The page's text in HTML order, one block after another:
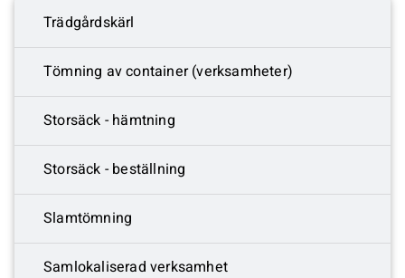
Trädgårdskärl
Tömning av container (verksamheter)
Storsäck - hämtning
Storsäck - beställning
Slamtömning
Samlokaliserad verksamhet